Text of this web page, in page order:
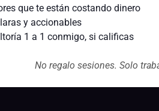
que te están costando dinero
y accionables
1 a 1 conmigo, si calificas
No regalo sesiones. Solo